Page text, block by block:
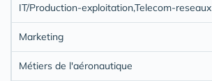
IT/Production-exploitation,Telecom-reseaux
Marketing
Métiers de l'aéronautique